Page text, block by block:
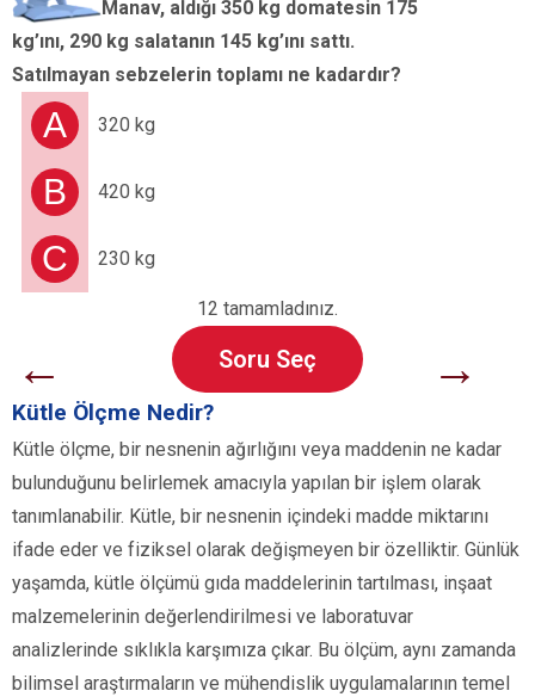
Manav, aldığı 350 kg domatesin 175
kg’ını, 290 kg salatanın 145 kg’ını sattı.
Satılmayan sebzelerin toplamı ne kadardır?
A 320 kg
B 420 kg
C 230 kg
12 tamamladınız.
← Soru Seç →
Kütle Ölçme Nedir?
Kütle ölçme, bir nesnenin ağırlığını veya maddenin ne kadar
bulunduğunu belirlemek amacıyla yapılan bir işlem olarak
tanımlanabilir. Kütle, bir nesnenin içindeki madde miktarını
ifade eder ve fiziksel olarak değişmeyen bir özelliktir. Günlük
yaşamda, kütle ölçümü gıda maddelerinin tartılması, inşaat
malzemelerinin değerlendirilmesi ve laboratuvar
analizlerinde sıklıkla karşımıza çıkar. Bu ölçüm, aynı zamanda
bilimsel araştırmaların ve mühendislik uygulamalarının temel